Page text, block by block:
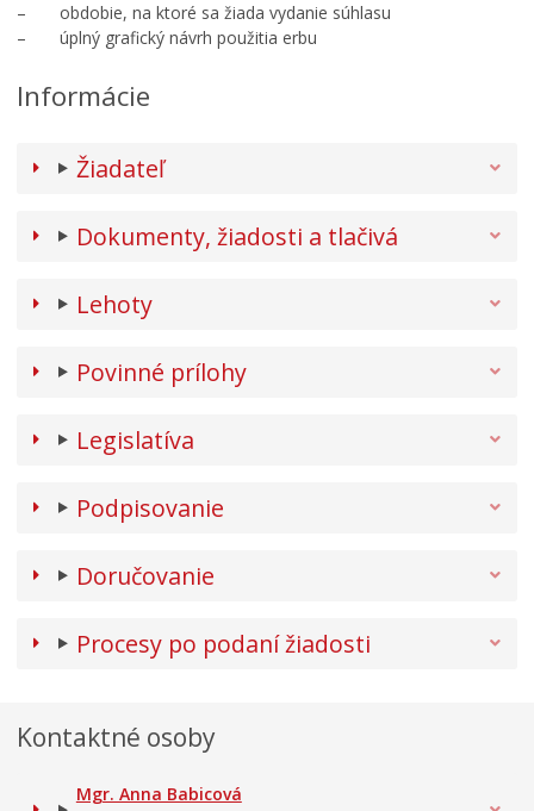
– obdobie, na ktoré sa žiada vydanie súhlasu
– úplný grafický návrh použitia erbu
Informácie
Žiadateľ
Dokumenty, žiadosti a tlačivá
Lehoty
Povinné prílohy
Legislatíva
Podpisovanie
Doručovanie
Procesy po podaní žiadosti
Kontaktné osoby
Mgr. Anna Babicová